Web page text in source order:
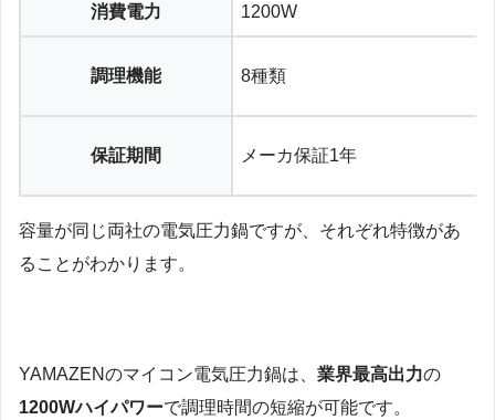
消費電力 1200W
調理機能 8種類
保証期間 メーカ保証1年
容量が同じ両社の電気圧力鍋ですが、それぞれ特徴があ
ることがわかります。
YAMAZENのマイコン電気圧力鍋は、 業界最高出力の
1200Wハイパワーで調理時間の短縮が可能です。